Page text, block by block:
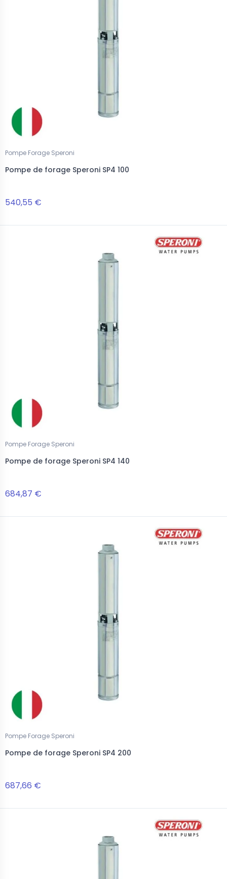
Pompe Forage Speroni
Pompe de forage Speroni SP4 100
540,55 €
Pompe Forage Speroni
Pompe de forage Speroni SP4 140
684,87 €
Pompe Forage Speroni
Pompe de forage Speroni SP4 200
687,66 €